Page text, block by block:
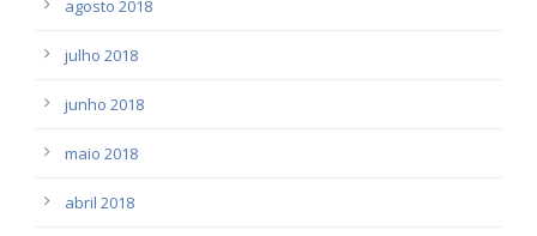
agosto 2018
julho 2018
junho 2018
maio 2018
abril 2018